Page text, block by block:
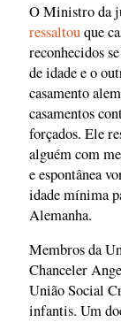
O Ministro da
ressaltouque
reconhecidos
de idade e o
casamento
casamentos
forçados. Ele
alguém com
e espontânea
idade mínima
Alemanha.
Membros da
Chanceler
União Social
infantis. Um